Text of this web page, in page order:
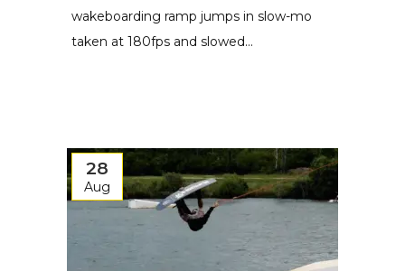
wakeboarding ramp jumps in slow-mo
taken at 180fps and slowed...
28
Aug